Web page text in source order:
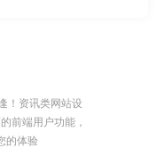
！资讯类网站设
前端用户功能，
的体验